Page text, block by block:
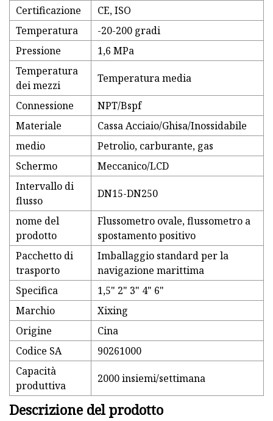
Certificazione
CE, ISO
Temperatura
-20-200 gradi
Pressione
1,6 MPa
Temperatura
dei mezzi
Temperatura media
Connessione
NPT/Bspf
Materiale
Cassa Acciaio/Ghisa/Inossidabile
medio
Petrolio, carburante, gas
Schermo
Meccanico/LCD
Intervallo di
flusso
DN15-DN250
nome del
prodotto
Flussometro ovale, flussometro a
spostamento positivo
Pacchetto di
trasporto
Imballaggio standard per la
navigazione marittima
Specifica
1,5" 2" 3" 4" 6"
Marchio
Xixing
Origine
Cina
Codice SA
90261000
Capacità
produttiva
2000 insiemi/settimana
Descrizione del prodotto